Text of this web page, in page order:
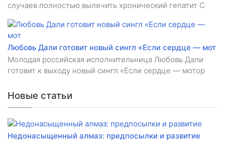
случаев полностью вылечить хронический гепатит C
Любовь Дали готовит новый сингл «Если сердце — мот
Молодая российская исполнительница Любовь Дали
готовит к выходу новый сингл «Если сердце — мотор
Новые статьи
Недонасыщенный алмаз: предпосылки и развитие